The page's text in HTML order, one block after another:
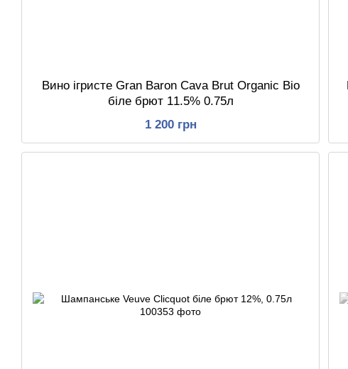
Вино ігристе Gran Baron Cava Brut Organic Bio
біле брют 11.5% 0.75л
1 200 грн